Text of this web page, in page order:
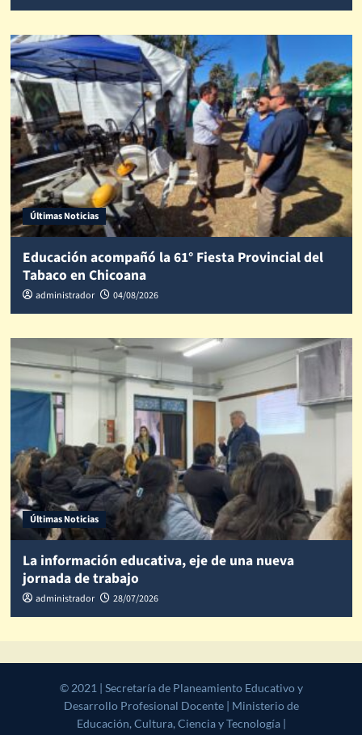
Últimas Noticias
Educación acompañó la 61° Fiesta Provincial del
Tabaco en Chicoana
administrador 04/08/2026
Últimas Noticias
La información educativa, eje de una nueva
jornada de trabajo
administrador 28/07/2026
© 2021 | Secretaría de Planeamiento Educativo y Desarrollo
Profesional Docente | Ministerio de Educación, Cultura, Ciencia y
Tecnología | Gobierno de la Provincia de Salta|CoverNews